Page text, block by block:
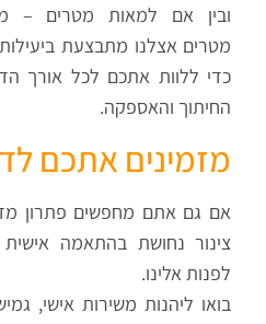
ובין אם למאות מטרים –
מטרים אצלנו מתבצעת
כדי ללוות אתכם לכל אורך
החיתוך והאספקה.
מזמינים אתכם
אם גם אתם מחפשים פתרון
צינור נחושת בהתאמה
לפנות אלינו.
בואו ליהנות משירות אישי,